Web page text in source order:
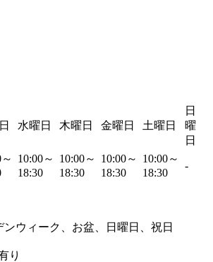
水曜日 木曜日 金曜日 土曜日
日
曜
日
10:00～
18:30
10:00～
18:30
10:00～
18:30
10:00～
18:30
-
ウィーク、お盆、日曜日、祝日
り